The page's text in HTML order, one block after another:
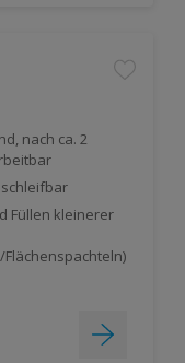
nach ca. 2
Füllen kleinerer